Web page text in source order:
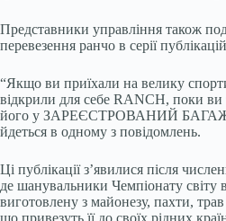
Представники управління також
перевезення ранчо в серії
“Якщо ви приїхали на велику
відкрили для себе RANCH, поки
його у ЗАРЕЄСТРОВАНИЙ БАГАЖ
йдеться в одному з повідомлень.
Ці публікації з’явилися після
де шанувальники Чемпіонату
виготовлену з майонезу, пахти,
що привезуть її до своїх рідних